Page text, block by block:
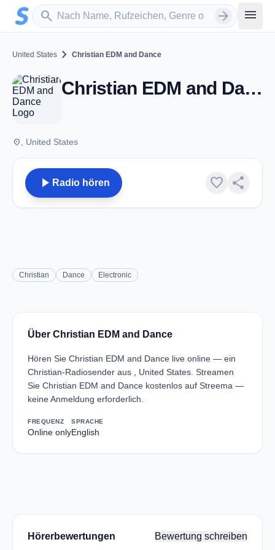
Zum Hauptinhalt springen
search
Sender suchen arrow_forward menu
United States chevron_right Christian EDM and Dance
Christian EDM and Dance
place , United States
play_arrow Radio hören favorite share
Christian Dance Electronic
Über Christian EDM and Dance
Hören Sie Christian EDM and Dance live online — ein
Christian-Radiosender aus , United States. Streamen
Sie Christian EDM and Dance kostenlos auf Streema —
keine Anmeldung erforderlich.
FREQUENZ
Online only
SPRACHE
English
Hörerbewertungen Bewertung schreiben